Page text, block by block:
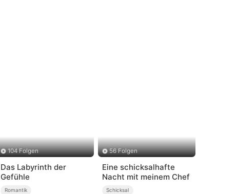
104 Folgen
Das Labyrinth der
Gefühle
Romantik
56 Folgen
Eine schicksalhafte
Nacht mit meinem Chef
Schicksal